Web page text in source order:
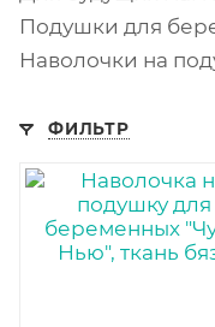
Подушки для
Наволочки на
ФИЛЬТР